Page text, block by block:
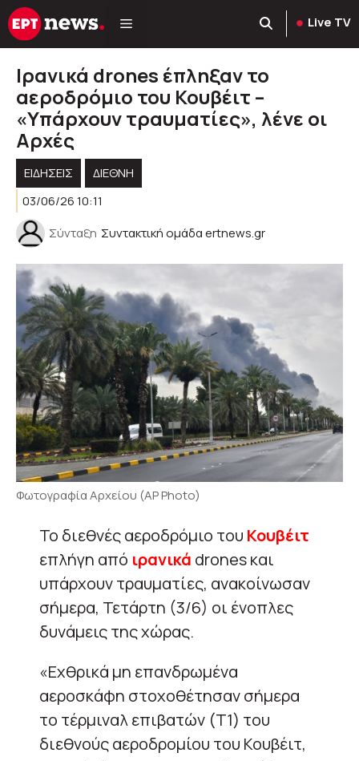
Μετάβαση
σε
Live TV
Ιρανικά drones έπληξαν το
αεροδρόμιο του Κουβέιτ –
«Υπάρχουν τραυματίες», λένε οι
Αρχές
ΕΙΔΗΣΕΙΣ
ΔΙΕΘΝΗ
03/06/26 10:11
Σύνταξη Συντακτική ομάδα ertnews.gr
Φωτογραφία Αρχείου (AP Photo)
Το διεθνές αεροδρόμιο του Κουβέιτ
επλήγη από ιρανικά drones και
υπάρχουν τραυματίες, ανακοίνωσαν
σήμερα, Τετάρτη (3/6) οι ένοπλες
δυνάμεις της χώρας.
«Εχθρικά μη επανδρωμένα
αεροσκάφη στοχοθέτησαν σήμερα
το τέρμιναλ επιβατών (T1) του
διεθνούς αεροδρομίου του Κουβέιτ,